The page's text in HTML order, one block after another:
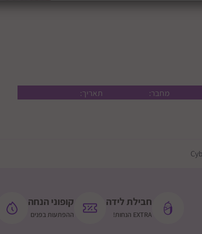
מחבר: תאריך:
חבילת לידה
EXTRA הנחות!
קופוני הנחה
ההפתעות בפנים